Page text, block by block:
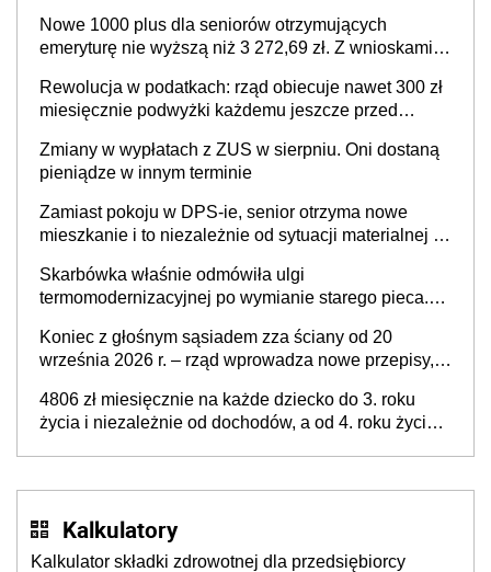
finansowania
Nowe 1000 plus dla seniorów otrzymujących
emeryturę nie wyższą niż 3 272,69 zł. Z wnioskami
nie otrzymają
Rewolucja w podatkach: rząd obiecuje nawet 300 zł
miesięcznie podwyżki każdemu jeszcze przed
Zmiany w wypłatach z ZUS w sierpniu. Oni dostaną
pieniądze w innym terminie
Zamiast pokoju w DPS-ie, senior otrzyma nowe
mieszkanie i to niezależnie od sytuacji materialnej –
roku życia
Skarbówka właśnie odmówiła ulgi
termomodernizacyjnej po wymianie starego pieca.
Koniec z głośnym sąsiadem zza ściany od 20
września 2026 r. – rząd wprowadza nowe przepisy,
4806 zł miesięcznie na każde dziecko do 3. roku
życia i niezależnie od dochodów, a od 4. roku życia
Kalkulatory
Kalkulator składki zdrowotnej dla przedsiębiorcy